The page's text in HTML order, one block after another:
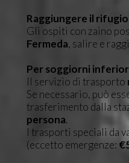
Raggiungere il rifugio
Gli ospiti con zaino
Fermeda, salire e
Per soggiorni
Il servizio di trasporto
Se necessario, può
trasferimento dalla
persona.
I trasporti speciali da
(eccetto emergenze: